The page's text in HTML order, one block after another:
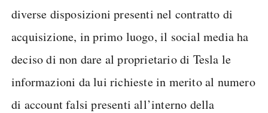
diverse disposizioni presenti nel contratto di
acquisizione, in primo luogo, il social media ha
deciso di non dare al proprietario di Tesla le
informazioni da lui richieste in merito al numero
di account falsi presenti all’interno della